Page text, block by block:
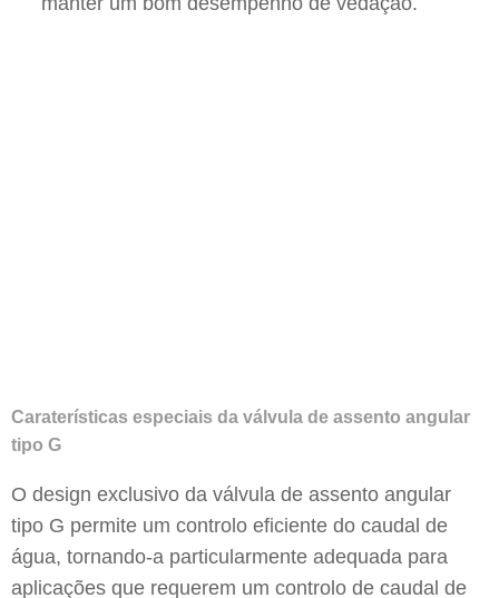
Caraterísticas especiais da válvula de assento angular
tipo G
O design exclusivo da válvula de assento angular
tipo G permite um controlo eficiente do caudal de
água, tornando-a particularmente adequada para
aplicações que requerem um controlo de caudal de